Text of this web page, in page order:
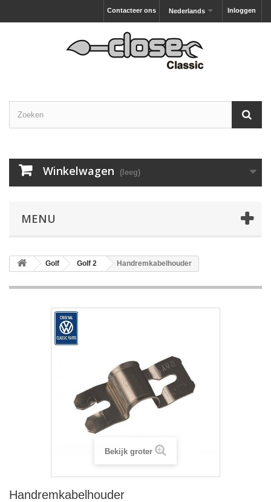
Inloggen
Nederlands
Contacteer ons
Winkelwagen (leeg)
MENU
Golf Golf 2 Handremkabelhouder
Bekijk groter
Handremkabelhouder